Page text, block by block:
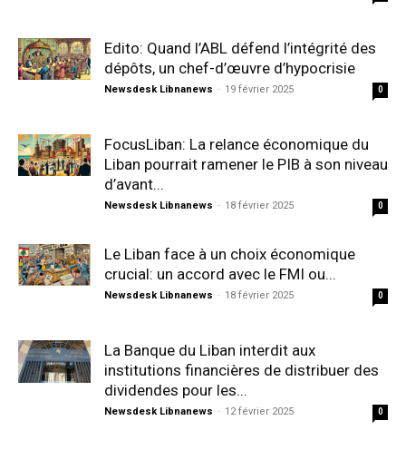
Edito: Quand l’ABL défend l’intégrité des
dépôts, un chef-d’œuvre d’hypocrisie
Newsdesk Libnanews - 19 février 2025 0
FocusLiban: La relance économique du
Liban pourrait ramener le PIB à son niveau
d’avant...
Newsdesk Libnanews - 18 février 2025 0
Le Liban face à un choix économique
crucial: un accord avec le FMI ou...
Newsdesk Libnanews - 18 février 2025 0
La Banque du Liban interdit aux
institutions financières de distribuer des
dividendes pour les...
Newsdesk Libnanews - 12 février 2025 0